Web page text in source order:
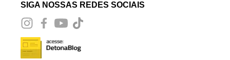
SIGA NOSSAS REDES SOCIAIS